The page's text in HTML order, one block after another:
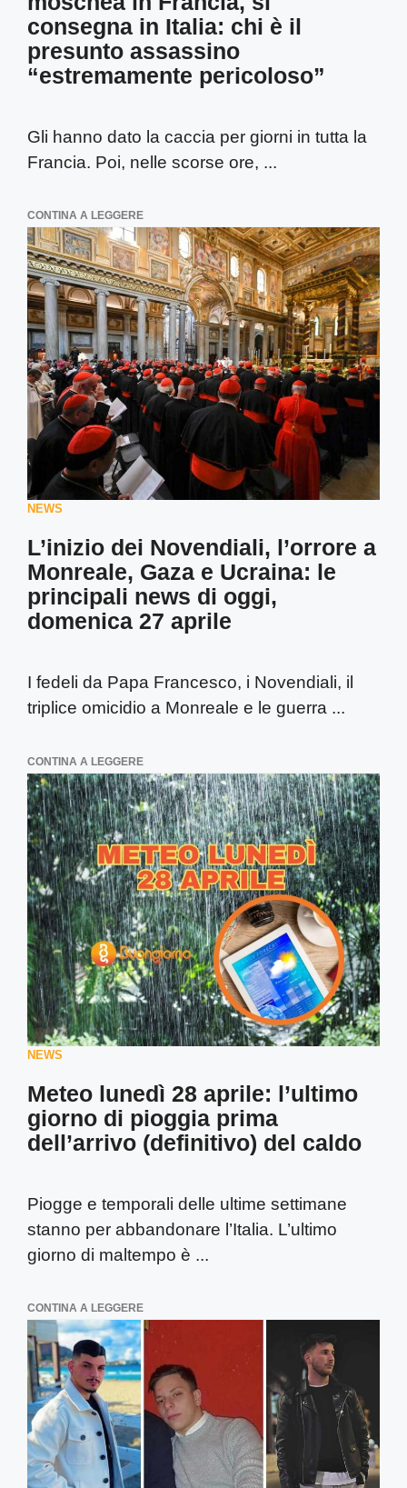
consegna in Italia: chi è il
presunto assassino
“estremamente pericoloso”
Gli hanno dato la caccia per giorni in tutta la
Francia. Poi, nelle scorse ore, ...
CONTINA A LEGGERE
NEWS
L’inizio dei Novendiali, l’orrore a
Monreale, Gaza e Ucraina: le
principali news di oggi,
domenica 27 aprile
I fedeli da Papa Francesco, i Novendiali, il
triplice omicidio a Monreale e le guerra ...
CONTINA A LEGGERE
NEWS
Meteo lunedì 28 aprile: l’ultimo
giorno di pioggia prima
dell’arrivo (definitivo) del caldo
Piogge e temporali delle ultime settimane
stanno per abbandonare l’Italia. L’ultimo
giorno di maltempo è ...
CONTINA A LEGGERE